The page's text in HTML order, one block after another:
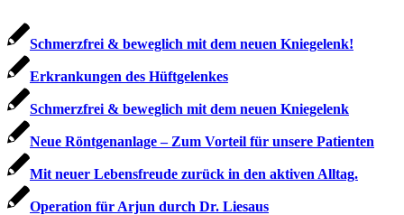
Schmerzfrei & beweglich mit dem neuen Kniegelenk!
Erkrankungen des Hüftgelenkes
Schmerzfrei & beweglich mit dem neuen Kniegelenk
Neue Röntgenanlage – Zum Vorteil für unsere Patienten
Mit neuer Lebensfreude zurück in den aktiven Alltag.
Operation für Arjun durch Dr. Liesaus